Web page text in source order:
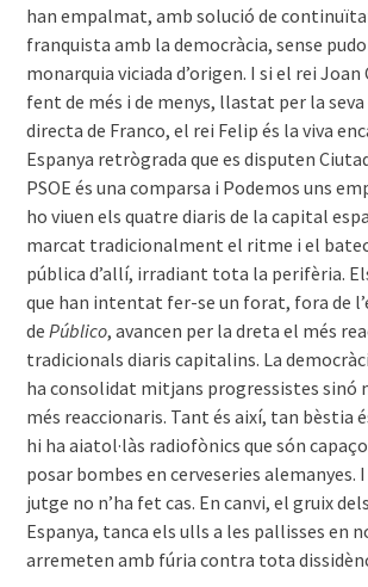
han empalmat, amb solució de
franquista amb la democràcia, sense
monarquia viciada d’origen. I si el rei Joan
fent de més i de menys, llastat per la
directa de Franco, el rei Felip és la viva
Espanya retrògrada que es disputen
PSOE és una comparsa i Podemos uns
ho viuen els quatre diaris de la capital
marcat tradicionalment el ritme i el batec
pública d’allí, irradiant tota la perifèria.
que han intentat fer-se un forat, fora de
de Público, avancen per la dreta el més
tradicionals diaris capitalins. La
ha consolidat mitjans progressistes sinó
més reaccionaris. Tant és així, tan bèstia
hi ha aiatol·làs radiofònics que són
posar bombes en cerveseries alemanyes.
jutge no n’ha fet cas. En canvi, el gruix
Espanya, tanca els ulls a les pallisses en
arremeten amb fúria contra tota